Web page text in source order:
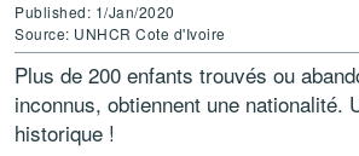
Published: 1/Jan/2020
Source: UNHCR Cote d'Ivoire
Plus de 200 enfants trouvés ou
inconnus, obtiennent une nationalité.
historique !